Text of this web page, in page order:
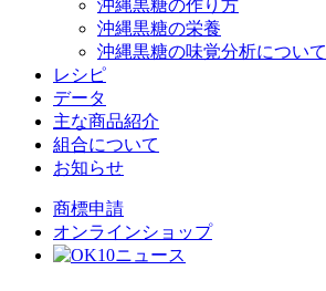
沖縄黒糖の作り方
沖縄黒糖の栄養
沖縄黒糖の味覚分析について
レシピ
データ
主な商品紹介
組合について
お知らせ
商標申請
オンラインショップ